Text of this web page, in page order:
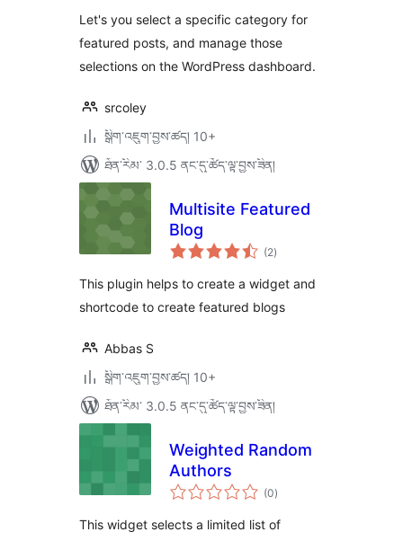
ཚང་།
Let's you select a specific category for
featured posts, and manage those
selections on the WordPress dashboard.
srcoley
སྒྲིག་འཇུག་བྱས་ཚད། 10+
ཐོན་རིམ་ 3.0.5 ནང་དུ་ཚོད་ལྟ་བྱས་ཟིན།
Multisite Featured
Blog
(2གདེང་
འཇོག་
ཚང་།
)
This plugin helps to create a widget and
shortcode to create featured blogs
Abbas S
སྒྲིག་འཇུག་བྱས་ཚད། 10+
ཐོན་རིམ་ 3.0.5 ནང་དུ་ཚོད་ལྟ་བྱས་ཟིན།
Weighted Random
Authors
(0གདེང་
འཇོག་
ཚང་།
)
This widget selects a limited list of